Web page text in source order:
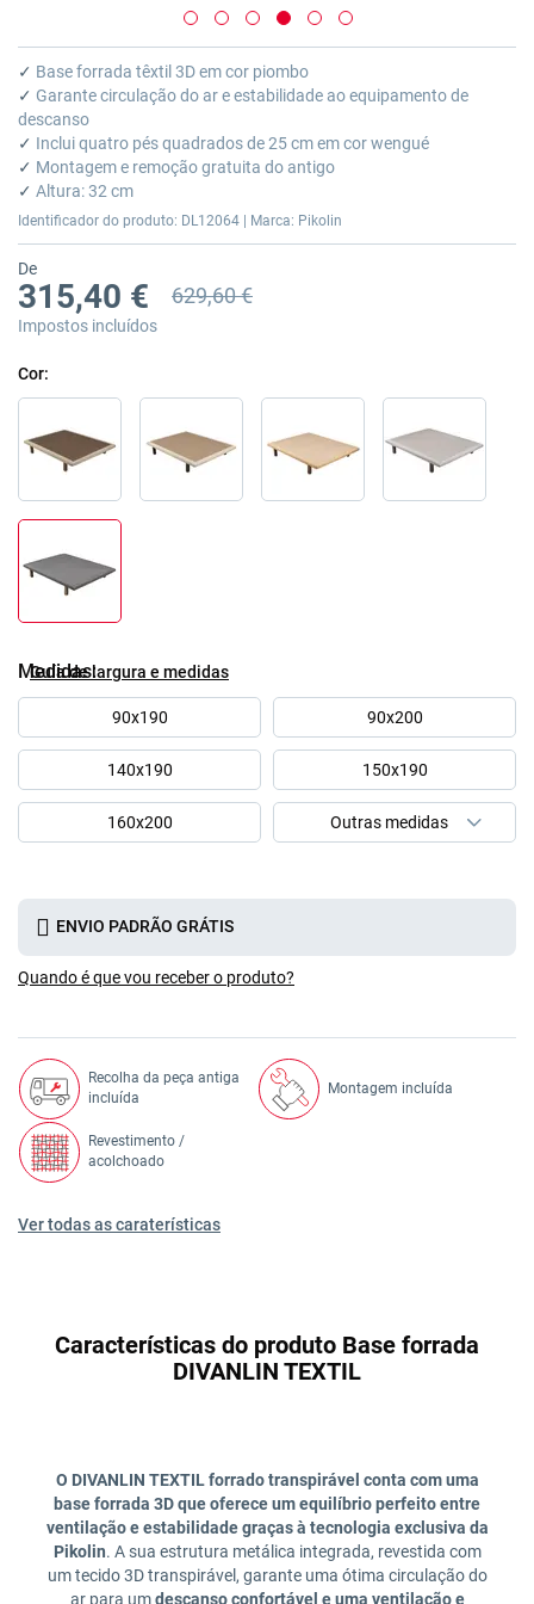
Saltar
para
o
início
da
Galeria
de
imagens
✓ Base forrada têxtil 3D em cor piombo
✓ Garante circulação do ar e estabilidade ao equipamento de
descanso
✓ Inclui quatro pés quadrados de 25 cm em cor wengué
✓ Montagem e remoção gratuita do antigo
✓ Altura: 32 cm
Identificador do produto: DL12064 | Marca: Pikolin
De
315,40 € Preço anterior
629,60 €
Impostos incluídos
Cor
Guía de largura e medidas
Medidas
90x190 90x200
140x190 150x190
160x200
ENVIO PADRÃO GRÁTIS
Quando é que vou receber o produto?
Recolha da peça antiga
incluída
Montagem incluída
Revestimento /
acolchoado
Ver todas as caraterísticas
Características do produto Base forrada
DIVANLIN TEXTIL
O DIVANLIN TEXTIL forrado transpirável conta com uma
base forrada 3D que oferece um equilíbrio perfeito entre
ventilação e estabilidade graças à tecnologia exclusiva da
Pikolin. A sua estrutura metálica integrada, revestida com
um tecido 3D transpirável, garante uma ótima circulação do
ar para umdescanso confortável e uma ventilação e